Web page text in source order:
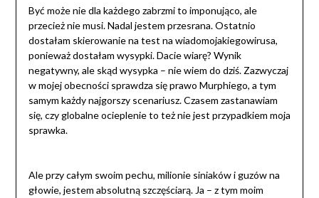
Być może nie dla każdego zabrzmi to imponująco, ale
przecież nie musi. Nadal jestem przesrana. Ostatnio
dostałam skierowanie na test na wiadomojakiegowirusa,
ponieważ dostałam wysypki. Dacie wiarę? Wynik
negatywny, ale skąd wysypka – nie wiem do dziś. Zazwyczaj
w mojej obecności sprawdza się prawo Murphiego, a tym
samym każdy najgorszy scenariusz. Czasem zastanawiam
się, czy globalne ocieplenie to też nie jest przypadkiem moja
sprawka.
Ale przy całym swoim pechu, milionie siniaków i guzów na
głowie, jestem absolutną szczęściarą. Ja – z tym moim